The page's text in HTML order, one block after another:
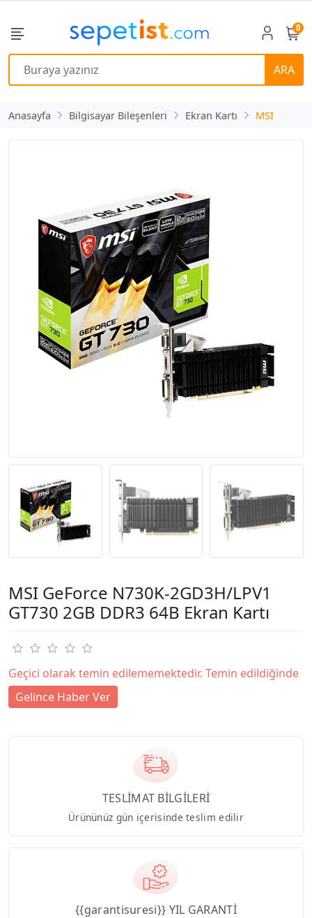
ARA
0
Anasayfa Bilgisayar Bileşenleri Ekran Kartı MSI
MSI GeForce N730K-2GD3H/LPV1
GT730 2GB DDR3 64B Ekran Kartı
Geçici olarak temin edilememektedir. Temin edildiğinde
Gelince Haber Ver
TESLİMAT BİLGİLERİ
Ürününüz gün içerisinde teslim edilir
{{garantisuresi}} YIL GARANTİ